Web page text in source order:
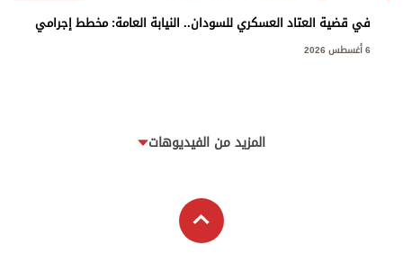
في قضية العتاد العسكري للسودان.. النيابة العامة: مخطط إجرامي
استهدف المساس بسيادة الدولة6 أغسطس 2026
المزيد من الفيديوهات